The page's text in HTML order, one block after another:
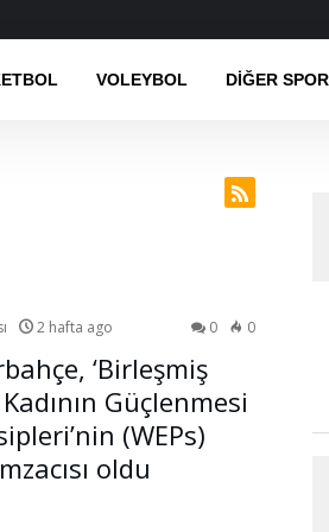
VOLEYBOL DIĞER
2 hafta ago 0 0
‘Birleşmiş
Güçlenmesi
(WEPs)
oldu